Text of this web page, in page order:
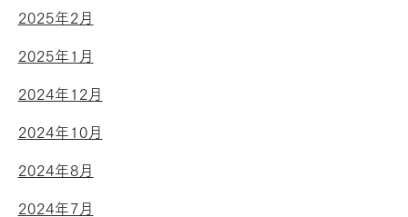
2025年2月
2025年1月
2024年12月
2024年10月
2024年8月
2024年7月